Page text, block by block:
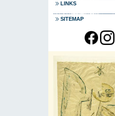
LINKS
SITEMAP